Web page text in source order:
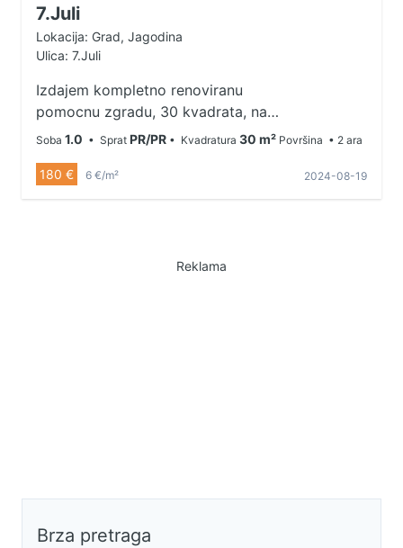
7.Juli
Lokacija: Grad, Jagodina
Ulica: 7.Juli
Izdajem kompletno renoviranu
pomocnu zgradu, 30 kvadrata, na
5 minuta od Uciteljskog fakulteta,
minuta od centra grada. Grejanje
na struju, inverter klima, internet,
obavezan u visini jedne kirije.
Soba 1.0 • Sprat PR/PR • Kvadratura 30 m² Površina • 2 ara
180 € 6 €/m² 2024-08-19
Reklama
Brza pretraga